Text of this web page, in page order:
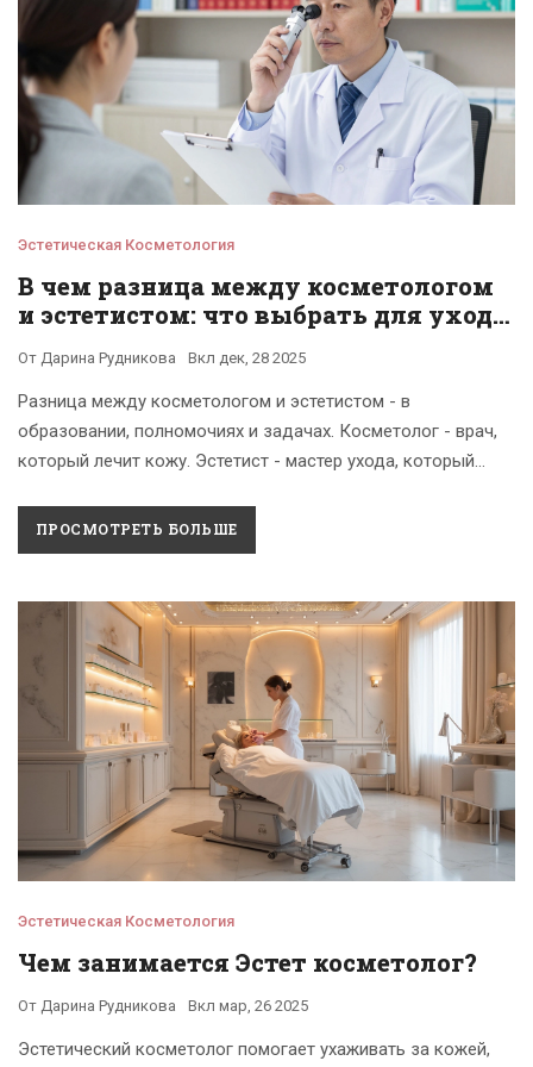
Эстетическая Косметология
В чем разница между косметологом
и эстетистом: что выбрать для ухода
От Дарина Рудникова Вкл дек, 28 2025
Разница между косметологом и эстетистом - в
образовании, полномочиях и задачах. Косметолог - врач,
который лечит кожу. Эстетист - мастер ухода, который
чтобы не навредить себе.
ПРОСМОТРЕТЬ БОЛЬШЕ
Эстетическая Косметология
Чем занимается Эстет косметолог?
От Дарина Рудникова Вкл мар, 26 2025
Эстетический косметолог помогает ухаживать за кожей,